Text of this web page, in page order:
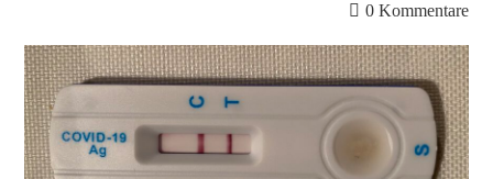
0 Kommentare